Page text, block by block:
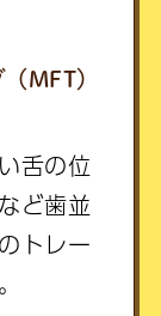
MFT）
舌の位
ど歯並
トレー